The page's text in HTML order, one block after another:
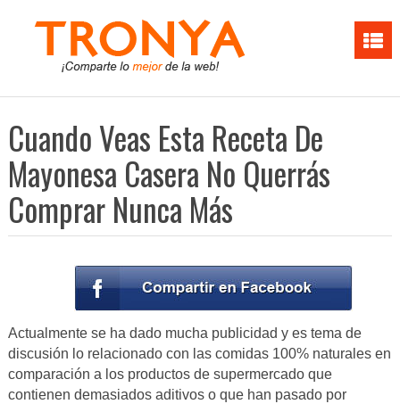
Cuando Veas Esta Receta De
Mayonesa Casera No Querrás
Comprar Nunca Más
Actualmente se ha dado mucha publicidad y es tema de
discusión lo relacionado con las comidas 100% naturales en
comparación a los productos de supermercado que
contienen demasiados aditivos o que han pasado por